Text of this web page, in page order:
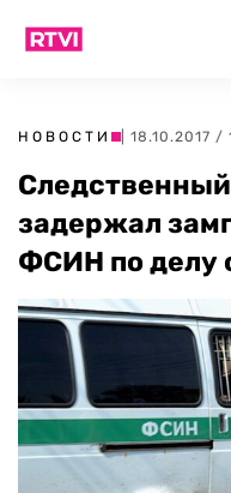
НОВОСТИ | 18.10.2017 /
задержал
ФСИН по делу